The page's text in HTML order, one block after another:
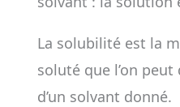
La solubilité est la
soluté que l’on
d’un solvant donné.